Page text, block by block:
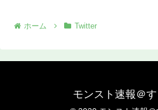
ホーム Twitter
モンスト速報＠す